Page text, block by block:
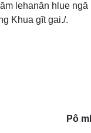
lehanăn hlue
Khua gĭt gai./.
Pô